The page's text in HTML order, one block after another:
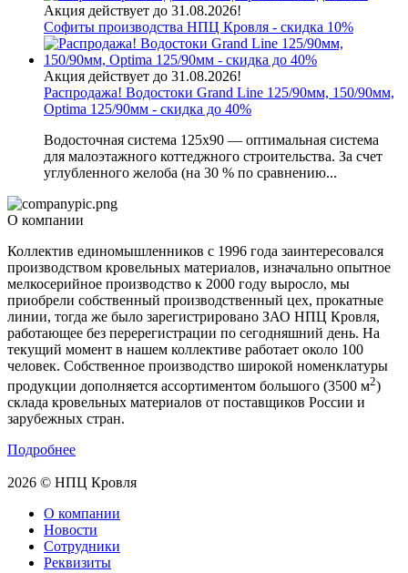
Акция действует до 31.08.2026!
Софиты производства НПЦ Кровля - скидка 10%
Акция действует до 31.08.2026!
Распродажа! Водостоки Grand Line 125/90мм, 150/90мм,
Optima 125/90мм - скидка до 40%
Водосточная система 125х90 — оптимальная система
для малоэтажного коттеджного строительства. За счет
углубленного желоба (на 30 % по сравнению...
О компании
Коллектив единомышленников с 1996 года заинтересовался
производством кровельных материалов, изначально опытное
мелкосерийное производство к 2000 году выросло, мы
приобрели собственный производственный цех, прокатные
линии, тогда же было зарегистрировано ЗАО НПЦ Кровля,
работающее без перерегистрации по сегодняшний день. На
текущий момент в нашем коллективе работает около 100
человек. Собственное производство широкой номенклатуры
продукции дополняется ассортиментом большого (3500 м2)
склада кровельных материалов от поставщиков России и
зарубежных стран.
Подробнее
2026 © НПЦ Кровля
О компании
Новости
Сотрудники
Реквизиты